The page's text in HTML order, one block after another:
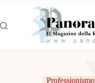
Professionismo